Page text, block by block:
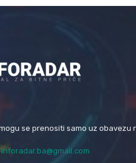
se prenositi samo uz obavezu
inforadar.ba@gmail.com